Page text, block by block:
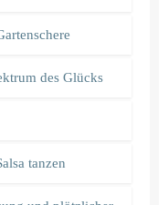
des Glücks
tanzen